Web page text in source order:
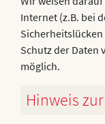
Internet (z.B. bei
Schutz der Daten
möglich.
Hinweis